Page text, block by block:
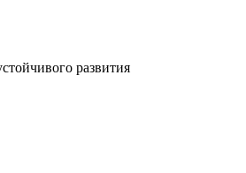
развития